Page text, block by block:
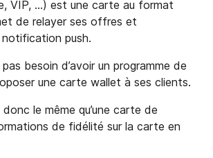
VIP, …) est une carte au format
de relayer ses offres et
push.
besoin d’avoir un programme de
une carte wallet à ses clients.
le même qu’une carte de
de fidélité sur la carte en